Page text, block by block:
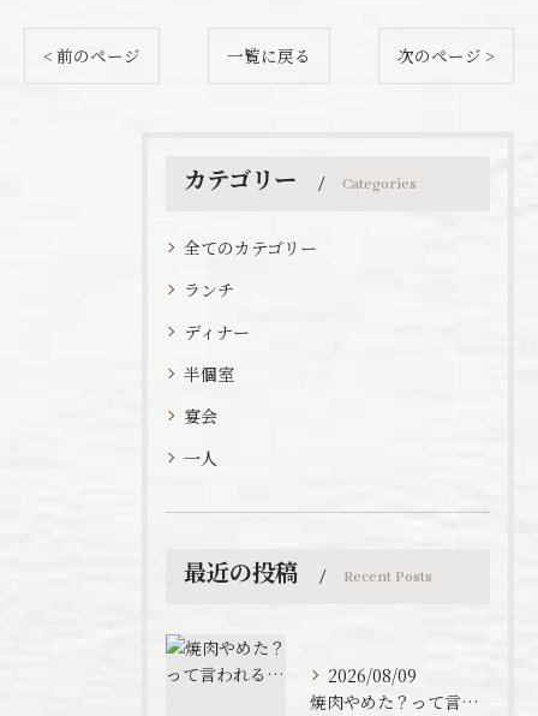
< 前のページ 一覧に戻る 次のページ >
カテゴリー Categories
全てのカテゴリー
ランチ
ディナー
半個室
宴会
一人
最近の投稿 Recent Posts
2026/08/09
焼肉やめた？って言われる…